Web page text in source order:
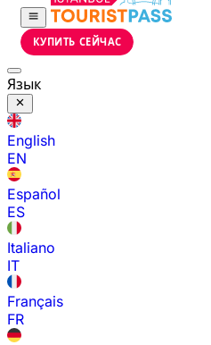
КУПИТЬ СЕЙЧАС
Язык
English
EN
Español
ES
Italiano
IT
Français
FR